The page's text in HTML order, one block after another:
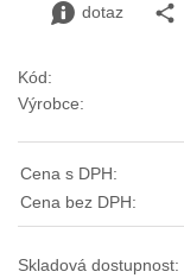
dotaz
Kód:
Výrobce:
Cena s DPH:
Cena bez DPH:
Skladová dostupnost: